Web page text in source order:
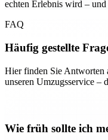
echten Erlebnis wird –
FAQ
Häufig gestellte
Hier finden Sie Antworten
unseren Umzugsservice –
Wie früh sollte ich